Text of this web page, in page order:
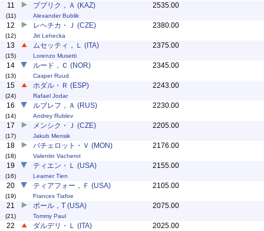
11
(11)
ブブリク，Ａ (KAZ)
Alexander Bublik
2535.00
12
(12)
レヘチカ・Ｊ (CZE)
Jiri Lehecka
2380.00
13
(15)
ムセッティ，Ｌ (ITA)
Lorenzo Musetti
2375.00
14
(13)
ルード，Ｃ (NOR)
Casper Ruud
2345.00
15
(24)
ホダル・Ｒ (ESP)
Rafael Jodar
2243.00
16
(14)
ルブレフ，Ａ (RUS)
Andrey Rublev
2230.00
17
(17)
メンシク・Ｊ (CZE)
Jakub Mensik
2205.00
18
(18)
バチェロット・Ｖ (MON)
Valentin Vacherot
2176.00
19
(16)
ティエン・Ｌ (USA)
Learner Tien
2155.00
20
(19)
ティアフォー，Ｆ (USA)
Frances Tiafoe
2105.00
21
(21)
ポール，T (USA)
Tommy Paul
2075.00
22 ダルデリ・Ｌ (ITA) 2025.00